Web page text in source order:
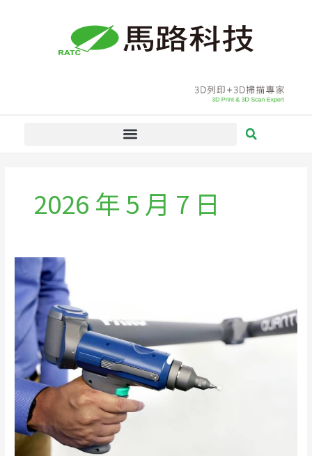
2026 年 5 月 7 日
Server
量
測
用，
FARO
移
式
三
維
量